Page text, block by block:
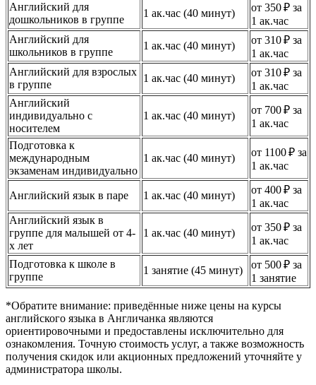
Английский для
дошкольников в группе
1 ак.час (40 минут)
от 350 ₽ за
1 ак.час
Английский для
школьников в группе
1 ак.час (40 минут)
от 310 ₽ за
1 ак.час
Английский для взрослых
в группе
1 ак.час (40 минут)
от 310 ₽ за
1 ак.час
Английский
индивидуально с
носителем
1 ак.час (40 минут)
от 700 ₽ за
1 ак.час
Подготовка к
международным
экзаменам индивидуально
1 ак.час (40 минут)
от 1100 ₽ за
1 ак.час
Английский язык в паре 1 ак.час (40 минут)
от 400 ₽ за
1 ак.час
Английский язык в
группе для малышей от 4-
х лет
1 ак.час (40 минут)
от 350 ₽ за
1 ак.час
Подготовка к школе в
группе
1 занятие (45 минут)
от 500 ₽ за
1 занятие
*Обратите внимание: приведённые ниже цены на курсы
английского языка в Англичанка являются
ориентировочными и предоставлены исключительно для
ознакомления. Точную стоимость услуг, а также возможность
получения скидок или акционных предложений уточняйте у
администратора школы.